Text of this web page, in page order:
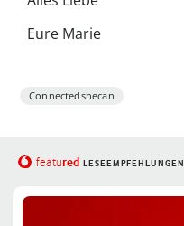
Eure Marie
Connectedshecan
featured LESEEMPFEHLUNGEN